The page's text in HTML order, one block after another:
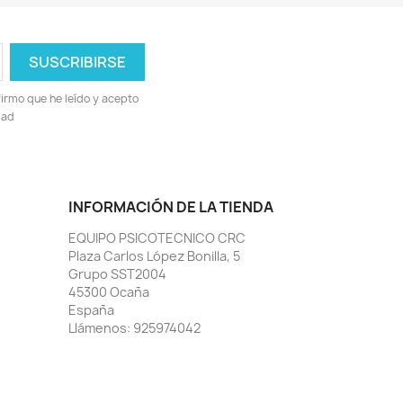
que he leído y acepto
INFORMACIÓN DE LA TIENDA
EQUIPO PSICOTECNICO CRC
Plaza Carlos López Bonilla, 5
Grupo SST2004
45300 Ocaña
España
Llámenos: 925974042